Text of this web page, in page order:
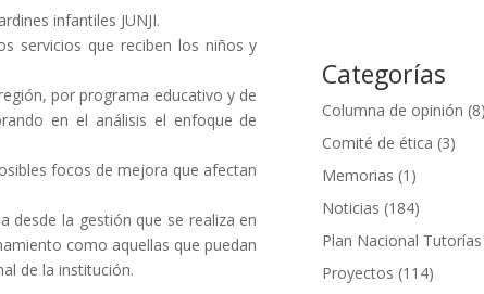
infantiles JUNJI.
servicios que reciben los niños y
por programa educativo y de
en el análisis el enfoque de
focos de mejora que afectan
desde la gestión que se realiza en
como aquellas que puedan
de la institución.
Categorías
Columna de opinión (8)
Comité de ética (3)
Memorias (1)
Noticias (184)
Plan Nacional Tutorías
Proyectos (114)